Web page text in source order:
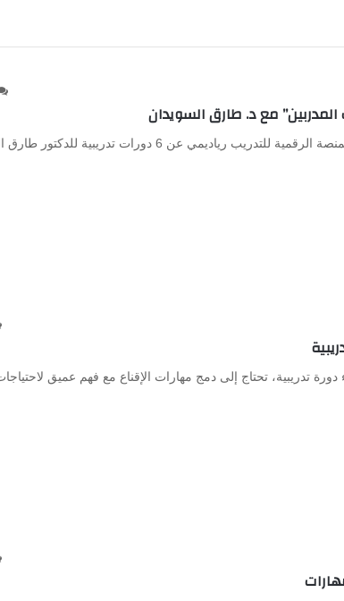
يعلن معهد رواق للتدريب بالتعاون مع المنصة الرقمية للتدريب رياديمي عن 6 دورات
تدريبية، تحتاج إلى دمج مهارات الإقناع مع فهم عميق